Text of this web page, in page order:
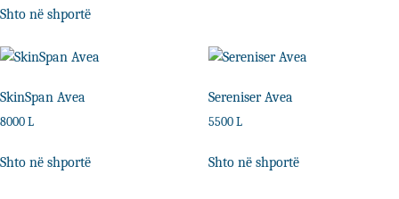
Shto në shportë
SkinSpan Avea
8000 L
Shto në shportë
Sereniser Avea
5500 L
Shto në shportë